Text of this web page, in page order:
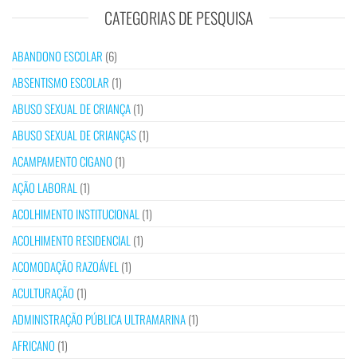
CATEGORIAS DE PESQUISA
ABANDONO ESCOLAR (6)
ABSENTISMO ESCOLAR (1)
ABUSO SEXUAL DE CRIANÇA(1)
ABUSO SEXUAL DE CRIANÇAS(1)
ACAMPAMENTO CIGANO (1)
AÇÃO LABORAL (1)
ACOLHIMENTO INSTITUCIONAL (1)
ACOLHIMENTO RESIDENCIAL (1)
ACOMODAÇÃO RAZOÁVEL (1)
ACULTURAÇÃO (1)
ADMINISTRAÇÃO PÚBLICA ULTRAMARINA(1)
AFRICANO (1)